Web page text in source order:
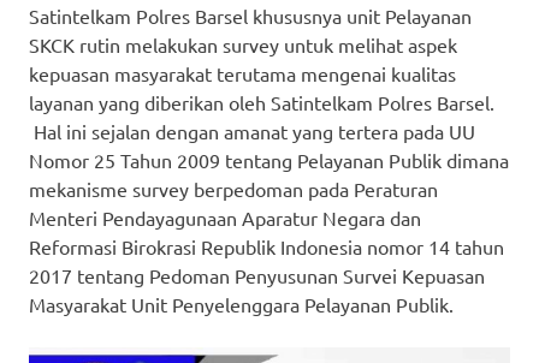
Satintelkam Polres Barsel khususnya unit Pelayanan
SKCK rutin melakukan survey untuk melihat aspek
kepuasan masyarakat terutama mengenai kualitas
layanan yang diberikan oleh Satintelkam Polres Barsel.
Hal ini sejalan dengan amanat yang tertera pada UU
Nomor 25 Tahun 2009 tentang Pelayanan Publik dimana
mekanisme survey berpedoman pada Peraturan
Menteri Pendayagunaan Aparatur Negara dan
Reformasi Birokrasi Republik Indonesia nomor 14 tahun
2017 tentang Pedoman Penyusunan Survei Kepuasan
Masyarakat Unit Penyelenggara Pelayanan Publik.